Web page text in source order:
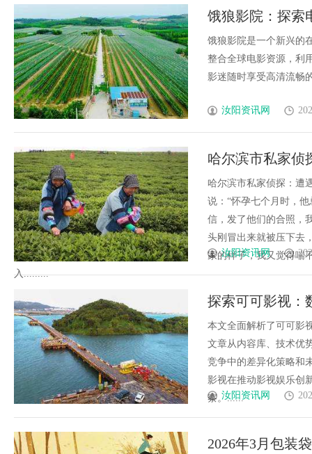
饿狼影院：探索
限升华
饿狼影院是一个新兴的
整合全球电影资源，利
影迷随时享受高清流畅
汝阳资讯网
哈尔滨市私家侦
哈尔滨市私家侦探：遭
说：“怀孕七个月时，
信，发了他们的合照，
头刚冒出来就被压下去
家的样子，我又觉得喘
入.........
汝阳资讯网
探索可可影视：
来展望
本文全面解析了可可影
文章从内容库、技术优
竞争中的差异化策略和
影视在推动影视娱乐创
察。......
汝阳资讯网
2026年3月包装